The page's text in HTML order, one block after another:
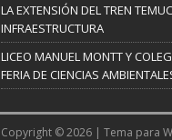
LA EXTENSIÓN DEL TREN
INFRAESTRUCTURA
LICEO MANUEL MONTT Y
FERIA DE CIENCIAS
Copyright © 2026 | Tema para